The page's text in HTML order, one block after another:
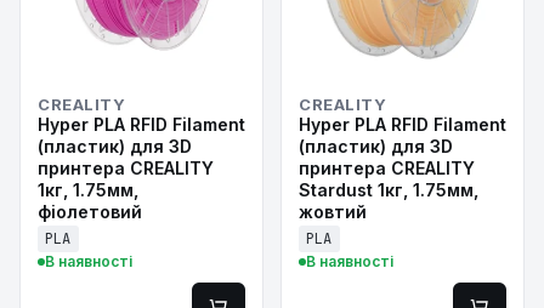
CREALITY
Hyper PLA RFID Filament
(пластик) для 3D
принтера CREALITY
1кг, 1.75мм,
фіолетовий
PLA
В наявності
CREALITY
Hyper PLA RFID Filament
(пластик) для 3D
принтера CREALITY
Stardust 1кг, 1.75мм,
жовтий
PLA
В наявності